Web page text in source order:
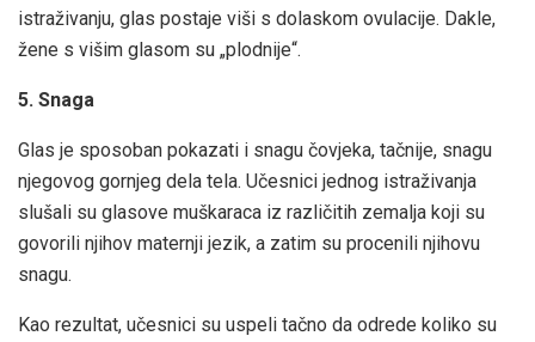
istraživanju, glas postaje viši s dolaskom ovulacije. Dakle,
žene s višim glasom su „plodnije“.
5. Snaga
Glas je sposoban pokazati i snagu čovjeka, tačnije, snagu
njegovog gornjeg dela tela. Učesnici jednog istraživanja
slušali su glasove muškaraca iz različitih zemalja koji su
govorili njihov maternji jezik, a zatim su procenili njihovu
snagu.
Kao rezultat, učesnici su uspeli tačno da odrede koliko su